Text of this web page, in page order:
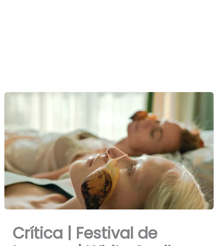
Crítica | Festival de